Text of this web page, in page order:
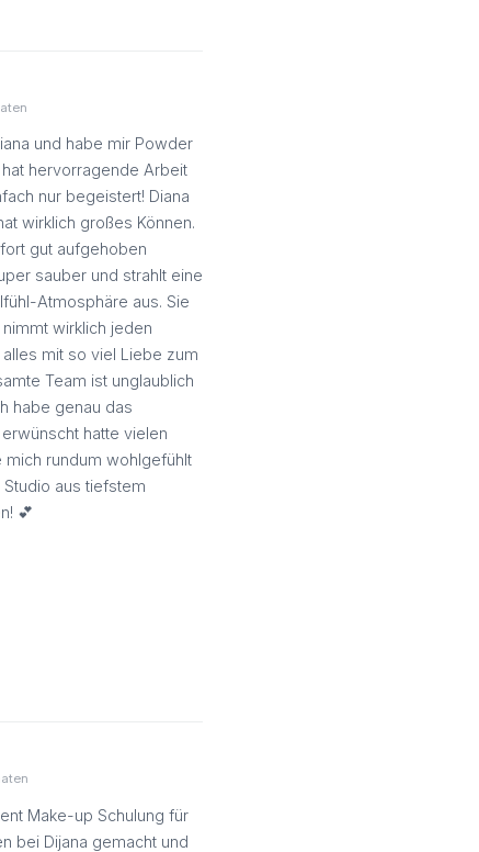
und habe mir Powder
hervorragende Arbeit
nur begeistert! Diana
wirklich großes Können.
gut aufgehoben
sauber und strahlt eine
Atmosphäre aus. Sie
wirklich jeden
mit so viel Liebe zum
Team ist unglaublich
habe genau das
hatte vielen
mich rundum wohlgefühlt
Studio aus tiefstem
💕
Make-up Schulung für
bei Dijana gemacht und